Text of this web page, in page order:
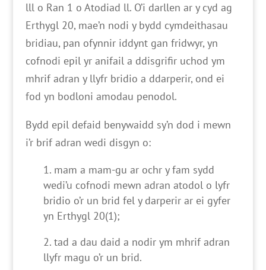
lll o Ran 1 o Atodiad ll. O’i darllen ar y cyd ag
Erthygl 20, mae’n nodi y bydd cymdeithasau
bridiau, pan ofynnir iddynt gan fridwyr, yn
cofnodi epil yr anifail a ddisgrifir uchod ym
mhrif adran y llyfr bridio a ddarperir, ond ei
fod yn bodloni amodau penodol.
Bydd epil defaid benywaidd sy’n dod i mewn
i’r brif adran wedi disgyn o:
mam a mam-gu ar ochr y fam sydd
wedi’u cofnodi mewn adran atodol o lyfr
bridio o’r un brid fel y darperir ar ei gyfer
yn Erthygl 20(1);
tad a dau daid a nodir ym mhrif adran
llyfr magu o’r un brid.